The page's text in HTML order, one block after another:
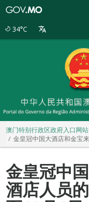
34°C
澳门特别行政区政府入口网站
金皇冠中国大酒店和金宝
金皇冠中
酒店人员